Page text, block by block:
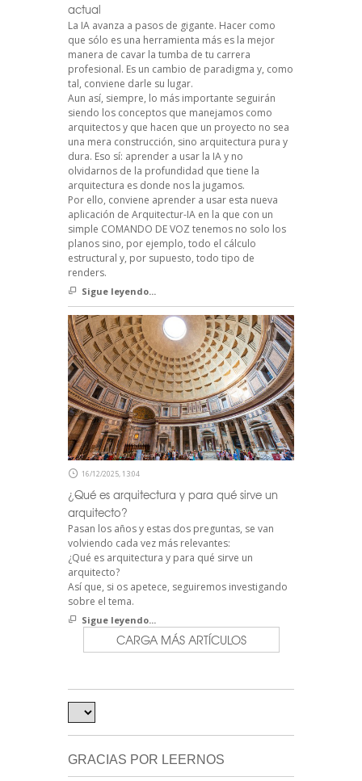
actual
La IA avanza a pasos de gigante. Hacer como
que sólo es una herramienta más es la mejor
manera de cavar la tumba de tu carrera
profesional. Es un cambio de paradigma y, como
tal, conviene darle su lugar.
Aun así, siempre, lo más importante seguirán
siendo los conceptos que manejamos como
arquitectos y que hacen que un proyecto no sea
una mera construcción, sino arquitectura pura y
dura. Eso sí: aprender a usar la IA y no
olvidarnos de la profundidad que tiene la
arquitectura es donde nos la jugamos.
Por ello, conviene aprender a usar esta nueva
aplicación de Arquitectur-IA en la que con un
simple COMANDO DE VOZ tenemos no solo los
planos sino, por ejemplo, todo el cálculo
estructural y, por supuesto, todo tipo de
renders.
Sigue leyendo...
16/12/2025, 13:04
¿Qué es arquitectura y para qué sirve un
arquitecto?
Pasan los años y estas dos preguntas, se van
volviendo cada vez más relevantes:
¿Qué es arquitectura y para qué sirve un
arquitecto?
Así que, si os apetece, seguiremos investigando
sobre el tema.
Sigue leyendo...
CARGA MÁS ARTÍCULOS
GRACIAS POR LEERNOS